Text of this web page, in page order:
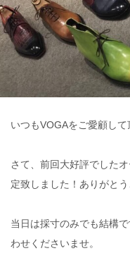
いつもVOGAをご愛顧して
さて、前回大好評でした
定致しました！ありがとう
当日は採寸のみでも結構
わせくださいませ。